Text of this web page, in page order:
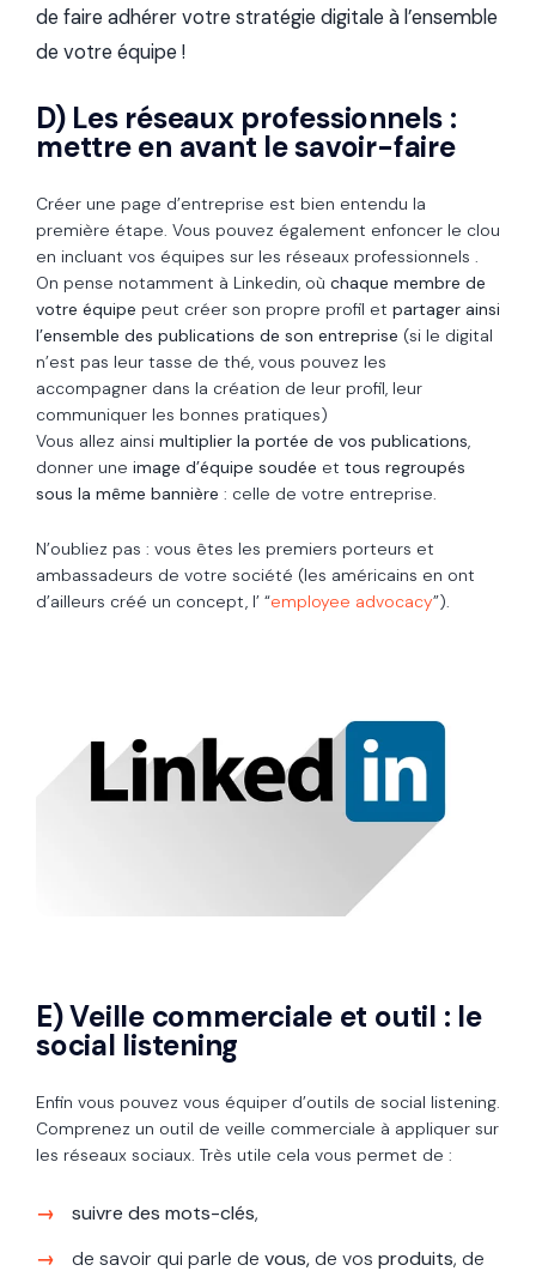
de faire adhérer votre stratégie digitale à l’ensemble
de votre équipe !
D) Les réseaux professionnels :
mettre en avant le savoir-faire
Créer une page d’entreprise est bien entendu la
première étape. Vous pouvez également enfoncer le clou
en incluant vos équipes sur les réseaux professionnels .
On pense notamment à Linkedin, où chaque membre de
votre équipe peut créer son propre profil et partager ainsi
l’ensemble des publications de son entreprise (si le digital
n’est pas leur tasse de thé, vous pouvez les
accompagner dans la création de leur profil, leur
communiquer les bonnes pratiques)
Vous allez ainsi multiplier la portée de vos publications,
donner une image d’équipe soudée et tous regroupés
sous la même bannière : celle de votre entreprise.
N’oubliez pas : vous êtes les premiers porteurs et
ambassadeurs de votre société (les américains en ont
d’ailleurs créé un concept, l’ “employee advocacy”).
E) Veille commerciale et outil : le
social listening
Enfin vous pouvez vous équiper d’outils de social listening.
Comprenez un outil de veille commerciale à appliquer sur
les réseaux sociaux. Très utile cela vous permet de :
suivre des mots-clés,
de savoir qui parle de vous,de vos produits, de